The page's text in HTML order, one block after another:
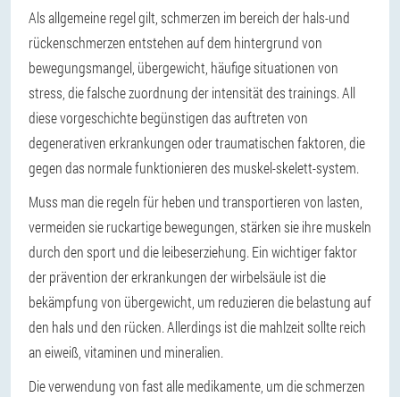
Als allgemeine regel gilt, schmerzen im bereich der hals-und
rückenschmerzen entstehen auf dem hintergrund von
bewegungsmangel, übergewicht, häufige situationen von
stress, die falsche zuordnung der intensität des trainings. All
diese vorgeschichte begünstigen das auftreten von
degenerativen erkrankungen oder traumatischen faktoren, die
gegen das normale funktionieren des muskel-skelett-system.
Muss man die regeln für heben und transportieren von lasten,
vermeiden sie ruckartige bewegungen, stärken sie ihre muskeln
durch den sport und die leibeserziehung. Ein wichtiger faktor
der prävention der erkrankungen der wirbelsäule ist die
bekämpfung von übergewicht, um reduzieren die belastung auf
den hals und den rücken. Allerdings ist die mahlzeit sollte reich
an eiweiß, vitaminen und mineralien.
Die verwendung von fast alle medikamente, um die schmerzen